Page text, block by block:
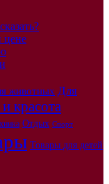
цене
животных Для
красота
Отдых Спорт
Товары для детей